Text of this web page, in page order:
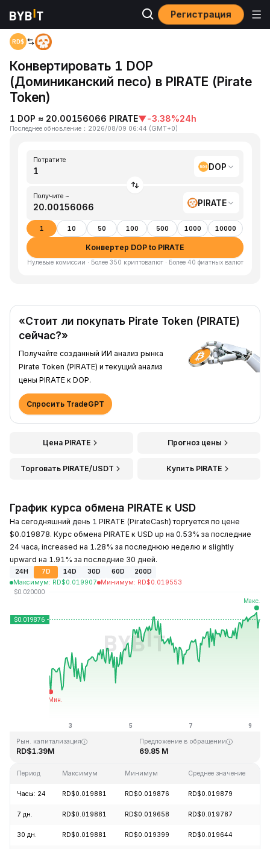
Регистрация
Главная
Конвертировать 1 DOP
(Доминиканский песо) в PIRATE (Pirate
Token)
1 DOP ≈ 20.00156066 PIRATE▼-3.38%24h
Последнее обновление ： 2026/08/09 06:44 (GMT+0)
Потратите
DOP
Получите ~
PIRATE
1 10 50 100 500 1000 10000
Конвертер DOP to PIRATE
Нулевые комиссии · Более 350 криптовалют · Более 40 фиатных валют
«Стоит ли покупать Pirate Token (PIRATE)
сейчас?»
Получайте созданный ИИ анализ рынка
Pirate Token (PIRATE) и текущий анализ
цены PIRATE к DOP.
Спросить TradeGPT
Цена PIRATE Прогноз цены
Торговать PIRATE/USDT Купить PIRATE
График курса обмена PIRATE к USD
На сегодняшний день 1 PIRATE (PirateCash) торгуется по цене
$0.019878. Курс обмена PIRATE к USD up на 0.53% за последние
24 часа, increased на 1.28% за последнюю неделю и slightly
upward на 1.91% за последние 30 дней.
24H 7D 14D 30D 60D
200D
Максимум: RD$0.019907 Минимум: RD$0.019553
Последнее обновление: 06:44 GMT+0 2026-08-09
RD$0.000723
Рын. капитализация
RD$1.39M
Предложение в обращении
69.85 M
Период Максимум Минимум Среднее значение
Часы: 24 RD$0.019881 RD$0.019876 RD$0.019879
7 дн. RD$0.019881 RD$0.019658 RD$0.019787
30 дн. RD$0.019881 RD$0.019399 RD$0.019644